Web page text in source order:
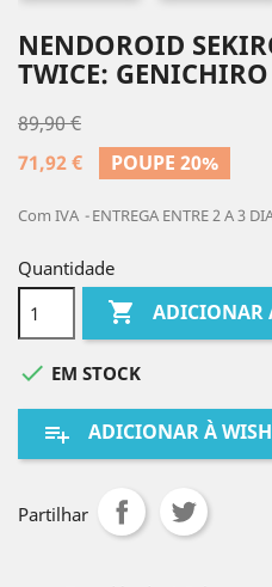
NENDOROID
TWICE:
89,90 €
71,92 €
POUPE 20%
Com IVA ENTREGA ENTRE 2 A 3
Quantidade
 ADICIONAR
 EM STOCK
playlist_add ADICIONAR À
Partilhar